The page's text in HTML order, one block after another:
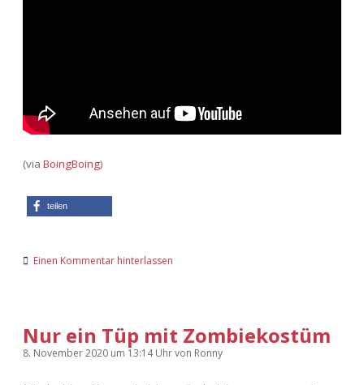
(via BoingBoing)
teilen
Einen Kommentar hinterlassen
Nur ein Tüp mit Zombiekostüm
8. November 2020 um 13:14 Uhrvon Ronny